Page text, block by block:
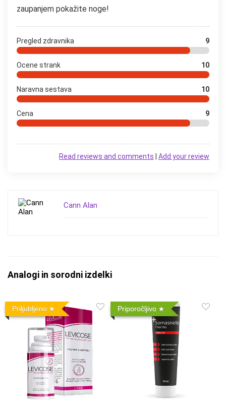
zaupanjem pokažite noge!
Pregled zdravnika 9
Ocene strank 10
Naravna sestava 10
Cena 9
Add your review
|
Read reviews and comments
Cann Alan
Analogi in sorodni izdelki
Priljubljeno Priporočljivo